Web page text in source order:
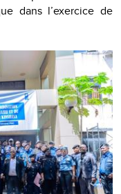
dans l’exercice de